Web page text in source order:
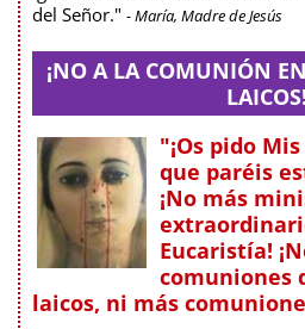
del Señor." - María, Madre de Jesús
¡NO A LA COMUNIÓN
LAICOS!
"¡Os pido
que paréis
¡No más
Eucaristía!
comuniones
laicos, ni más